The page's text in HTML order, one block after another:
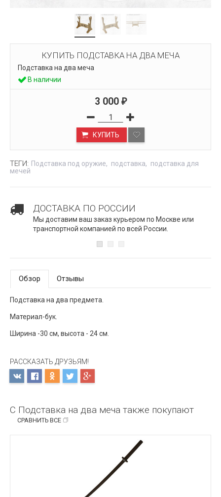
КУПИТЬ ПОДСТАВКА НА ДВА МЕЧА
Подставка на два меча
В наличии
3 000 ₽
КУПИТЬ
ТЕГИ: Подставка под оружие подставка
подставка для
мечей
ДОСТАВКА ПО РОССИИ
Мы доставим ваш заказ курьером по Москве или
транспортной компанией по всей России.
Обзор Отзывы
Подставка на два предмета.
Материал-бук.
Ширина -30 см, высота - 24 см.
РАССКАЗАТЬ ДРУЗЬЯМ!
С Подставка на два меча также покупают
СРАВНИТЬ ВСЕ